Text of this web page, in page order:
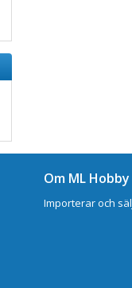
Om ML Hobby
Importerar och